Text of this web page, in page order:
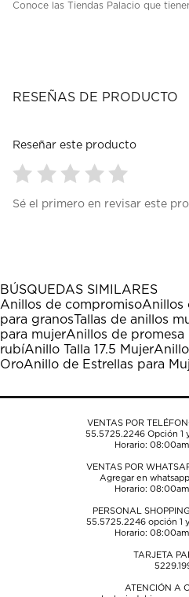
Conoce las Tiendas Palacio que
RESEÑAS DE PRODUCTO
Reseñar este producto
para
1
estrella
Esta
acción
abrirá
el
formulario
envío.
para
estrellas.
Esta
acción
abrirá
el
formulario
envío.
para
estrellas.
Esta
acción
abrirá
el
formulario
envío.
para
estrellas.
Esta
acción
abrirá
el
formulario
envío.
para
estrellas.
Esta
acción
abrirá
el
formulario
envío.
Sé el primero en revisar este
BÚSQUEDAS SIMILARES
Anillos de compromisoAnillos
para granosTallas de anillos
para mujerAnillos de promesa
rubíAnillo Talla 17.5 Mujer
OroAnillo de Estrellas para
VENTAS POR
55.5725.2246Opción 1
Horario:
VENTAS POR
Agregar en
Horario:
PERSONAL
55.5725.2246opción 1
Horario:
TARJETA
ATENCIÓN A